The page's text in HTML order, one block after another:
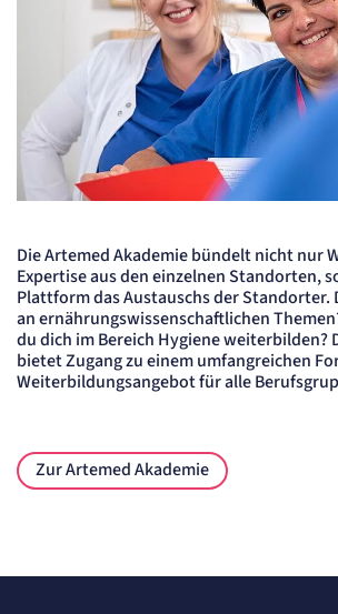
Die Artemed Akademie bündelt nicht nur
Expertise aus den einzelnen Standorten,
Plattform das Austauschs der Standorter.
an ernährungswissenschaftlichen
du dich im Bereich Hygiene weiterbilden?
bietet Zugang zu einem umfangreichen
Weiterbildungsangebot für alle
Zur Artemed Akademie